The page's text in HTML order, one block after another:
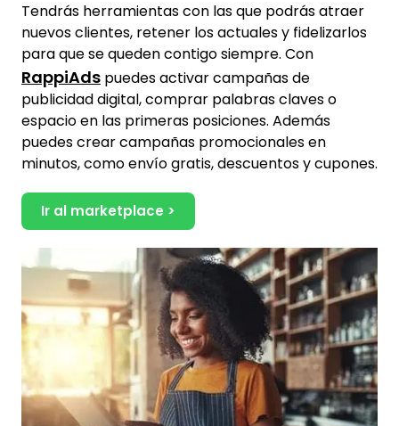
Tendrás herramientas con las que podrás atraer
nuevos clientes, retener los actuales y fidelizarlos
para que se queden contigo siempre. Con
RappiAds puedes activar campañas de
publicidad digital, comprar palabras claves o
espacio en las primeras posiciones. Además
puedes crear campañas promocionales en
minutos, como envío gratis, descuentos y cupones.
Ir al marketplace >